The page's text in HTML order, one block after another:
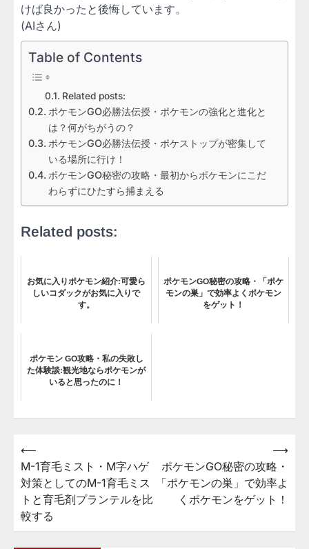
けば良かったと後悔しています。
(AIさん)
Table of Contents
Related posts:
ポケモンGO必勝法伝授・ポケモンの強化と進化と
は？何がちがうの？
ポケモンGO必勝法伝授・ポケストップが密集して
いる場所に行け！
ポケモンGO秘密の攻略・最初からポケモンにこだ
わらずにひたすら捕まえる
Related posts:
お気に入りポケモン紹介:可愛ら
しいコダックがお気に入りで
す。
ポケモンGO秘密の攻略・「ポケ
モンの巣」で効率よくポケモン
をゲット！
ポケモン GO攻略・私の失敗し
た体験談:観光地ならポケモンが
いると思ったのに！
投
稿
ナ
ビ
⟵
M-1育毛ミスト・M字ハゲ
対策としてのM-1育毛ミス
トと育毛剤プランテルを比
較する
ポケモンGO秘密の攻略・
「ポケモンの巣」で効率よ
くポケモンをゲット！
⟶